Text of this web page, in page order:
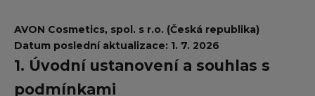
AVON Cosmetics, spol. s r.o. (Česká republika)
Datum poslední aktualizace: 1. 7. 2026
1. Úvodní ustanovení a souhlas s
podmínkami